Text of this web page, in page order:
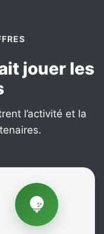
jouer les
l’activité et la